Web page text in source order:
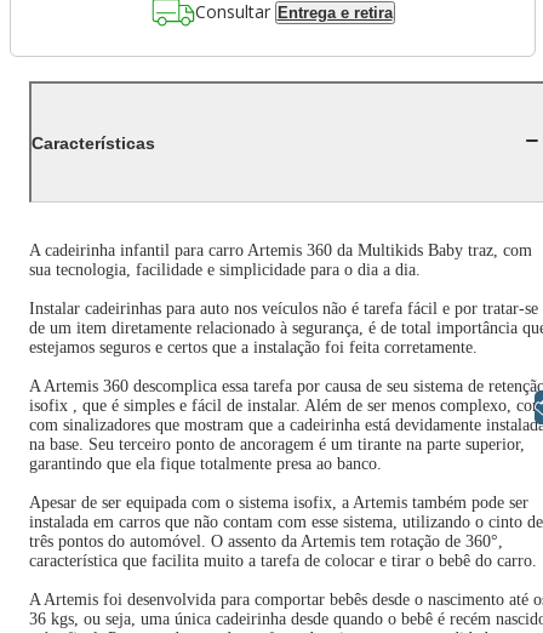
Consultar Entrega e retira
Características
A cadeirinha infantil para carro Artemis 360 da Multikids Baby traz, com
sua tecnologia, facilidade e simplicidade para o dia a dia.
Instalar cadeirinhas para auto nos veículos não é tarefa fácil e por tratar-se
de um item diretamente relacionado à segurança, é de total importância
estejamos seguros e certos que a instalação foi feita corretamente.
A Artemis 360 descomplica essa tarefa por causa de seu sistema de
isofix , que é simples e fácil de instalar. Além de ser menos complexo,
com sinalizadores que mostram que a cadeirinha está devidamente
na base. Seu terceiro ponto de ancoragem é um tirante na parte superior,
garantindo que ela fique totalmente presa ao banco.
Apesar de ser equipada com o sistema isofix, a Artemis também pode ser
instalada em carros que não contam com esse sistema, utilizando o cinto de
três pontos do automóvel. O assento da Artemis tem rotação de 360°,
característica que facilita muito a tarefa de colocar e tirar o bebê do carro.
A Artemis foi desenvolvida para comportar bebês desde o nascimento até
36 kgs, ou seja, uma única cadeirinha desde quando o bebê é recém
Libras